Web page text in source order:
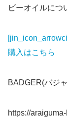
ビーオイルにつ
購入はこちら
BADGER(バジ
https://